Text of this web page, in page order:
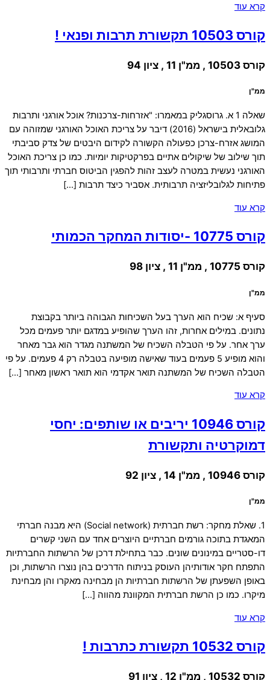
קרא עוד
קורס 10503 תקשורת תרבות ופנאי !
קורס 10503 , ממ"ן 11 , ציון 94
ממ"ן
שאלה 1 א. גרוסגליק במאמרו: "אזרחות-צרכנות? אוכל אורגני ותרבות
גלובאלית בישראל (2016) דיבר על צריכת האוכל האורגני שמזוהה עם
המושג אזרח-צרכן כפעולה הקשורה לקידום היבטים של צדק סביבתי
תוך שילוב של שיקולים אתיים בפרקטיקות יומיות. כמו כן צריכת האוכל
האורגני נעשית במטרה לעצב זהות להפגין הביטוס חברתי ותרבותי תוך
פתיחות לגלובליזציה תרבותית. אסביר כיצד תרבות […]
קרא עוד
קורס 10775 -יסודות המחקר הכמותי
קורס 10775 , ממ"ן 11 , ציון 98
ממ"ן
סעיף א: שכיח הוא הערך בעל השכיחות הגבוהה ביותר בקבוצת
נתונים. במילים אחרות, זהו הערך שהופיע במדגם יותר פעמים מכל
ערך אחר. על פי הטבלה השכיח של המשתנה מגדר הוא גבר מאחר
והוא מופיע 5 פעמים בעוד שאישה מופיעה בטבלה רק 4 פעמים. על פי
הטבלה השכיח של המשתנה תואר אקדמי הוא תואר ראשון מאחר […]
קרא עוד
קורס 10946 יריבים או שותפים: יחסי
דמוקרטיה ותקשורת
קורס 10946 , ממ"ן 14 , ציון 92
ממ"ן
1. שאלת מחקר: רשת חברתית (Social network) היא מבנה חברתי
המאגדת בתוכה גורמים חברתיים היוצרים אחד עם השני קשרים
דו-סטריים במינונים שונים. כבר בתחילת דרכן של הרשתות החברתיות
התפתח חקר אודותיהן העוסק בניתוח הדרכים בהן נוצרו הרשתות, וכן
באופן השפעתן של הרשתות חברתיות הן מבחינה מאקרו והן מבחינת
מיקרו. כמו כן הרשת חברתית המקוונת מהווה […]
קרא עוד
קורס 10532 תקשורת כתרבות !
קורס 10532 , ממ"ן 12 , ציון 91